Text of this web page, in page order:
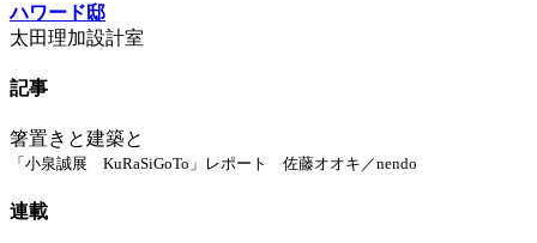
ハワード邸
太田理加設計室
記事
箸置きと建築と
「小泉誠展 KuRaSiGoTo」レポート 佐藤オオキ／nendo
連載